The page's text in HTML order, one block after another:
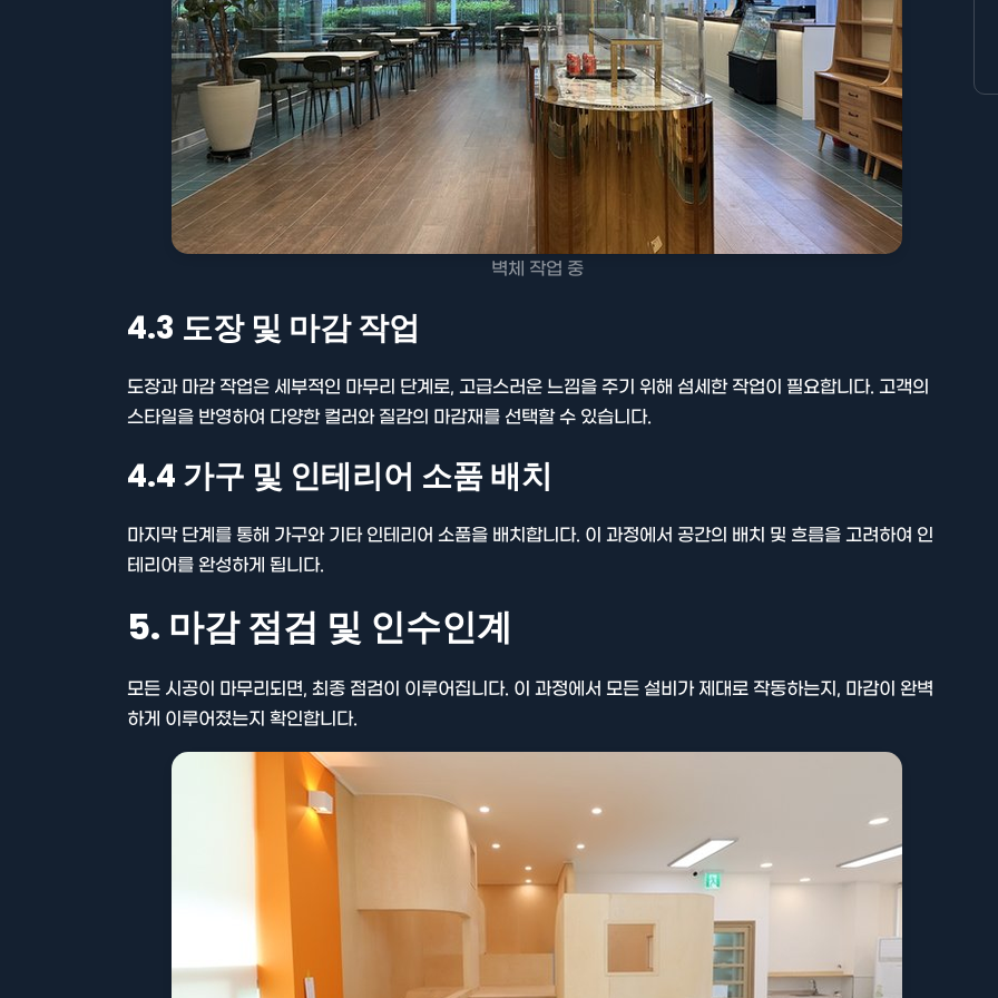
벽체 작업 중
4.3 도장 및 마감 작업
도장과 마감 작업은 세부적인 마무리 단계로, 고급스러운 느낌을 주기 위해 섬세한 작업이 필요합니다. 고객의
스타일을 반영하여 다양한 컬러와 질감의 마감재를 선택할 수 있습니다.
4.4 가구 및 인테리어 소품 배치
마지막 단계를 통해 가구와 기타 인테리어 소품을 배치합니다. 이 과정에서 공간의 배치 및 흐름을 고려하여 인
테리어를 완성하게 됩니다.
5. 마감 점검 및 인수인계
모든 시공이 마무리되면, 최종 점검이 이루어집니다. 이 과정에서 모든 설비가 제대로 작동하는지, 마감이 완벽
하게 이루어졌는지 확인합니다.